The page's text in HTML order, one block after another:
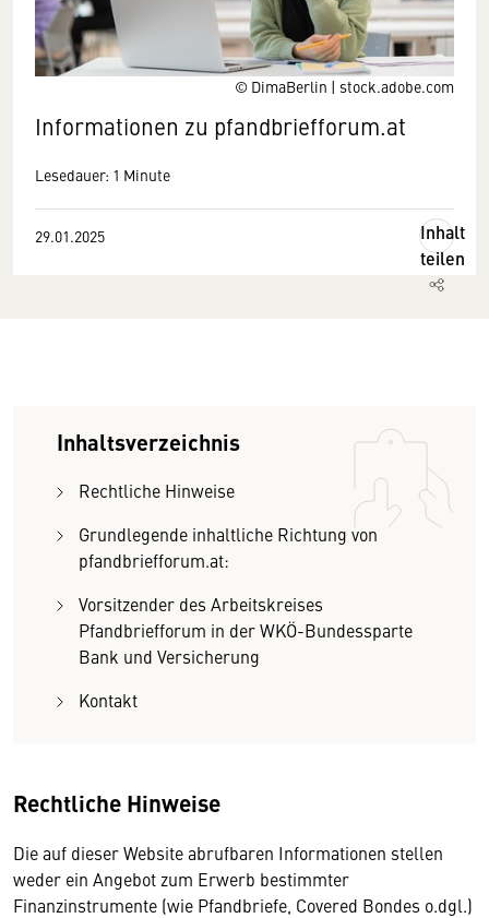
© DimaBerlin | stock.adobe.com
Informationen zu pfandbriefforum.at
Lesedauer: 1 Minute
29.01.2025
Inhalt
teilen
Inhaltsverzeichnis
Rechtliche Hinweise
Grundlegende inhaltliche Richtung von
pfandbriefforum.at:
Vorsitzender des Arbeitskreises
Pfandbriefforum in der WKÖ-Bundessparte
Bank und Versicherung
Kontakt
Rechtliche Hinweise
Die auf dieser Website abrufbaren Informationen stellen
weder ein Angebot zum Erwerb bestimmter
Finanzinstrumente (wie Pfandbriefe, Covered Bondes o.dgl.)